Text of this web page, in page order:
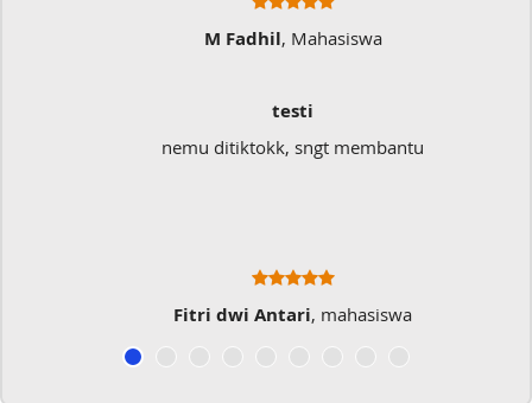
M Fadhil, Mahasiswa
testi
nemu ditiktokk, sngt membantu
Fitri dwi Antari, mahasiswa